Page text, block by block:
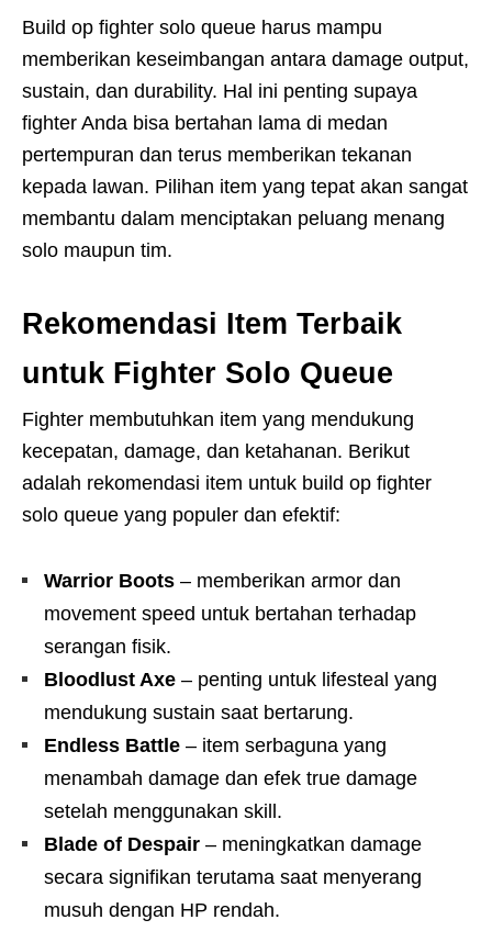
Build op fighter solo queue harus mampu
memberikan keseimbangan antara damage output,
sustain, dan durability. Hal ini penting supaya
fighter Anda bisa bertahan lama di medan
pertempuran dan terus memberikan tekanan
kepada lawan. Pilihan item yang tepat akan sangat
membantu dalam menciptakan peluang menang
solo maupun tim.
Rekomendasi Item Terbaik
untuk Fighter Solo Queue
Fighter membutuhkan item yang mendukung
kecepatan, damage, dan ketahanan. Berikut
adalah rekomendasi item untuk build op fighter
solo queue yang populer dan efektif:
Warrior Boots – memberikan armor dan
movement speed untuk bertahan terhadap
serangan fisik.
Bloodlust Axe – penting untuk lifesteal yang
mendukung sustain saat bertarung.
Endless Battle – item serbaguna yang
menambah damage dan efek true damage
setelah menggunakan skill.
Blade of Despair – meningkatkan damage
secara signifikan terutama saat menyerang
musuh dengan HP rendah.